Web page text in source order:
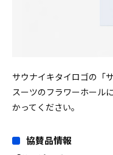
サウナイキタイロゴの「
スーツのフラワーホール
かってください。
協賛品情報